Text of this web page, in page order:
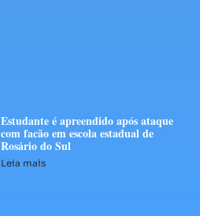
Estudante é apreendido após ataque
com facão em escola estadual de
Rosário do Sul
Leia mais